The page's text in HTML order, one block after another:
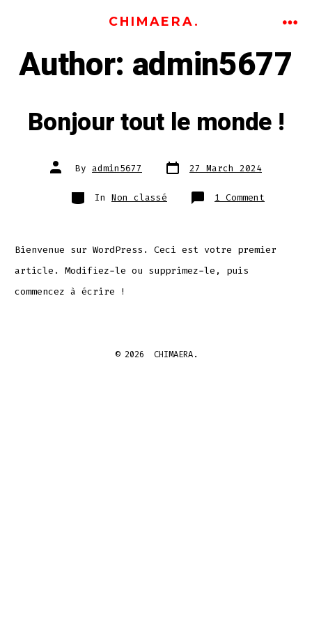
content
CHIMAERA.
Author: admin5677
Bonjour tout le monde !
Post
author
By admin5677 Post
date
27 March 2024
Categories
In Non classé 1 Comment
Bonjour
Bienvenue sur WordPress. Ceci est votre premier
article. Modifiez-le ou supprimez-le, puis
commencez à écrire !
© 2026 CHIMAERA.